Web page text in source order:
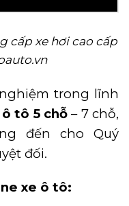
cấp xe hơi cao cấp
trong lĩnh
tô 5 chỗ– 7 chỗ,
đến cho Quý
đối.
xe ô tô: